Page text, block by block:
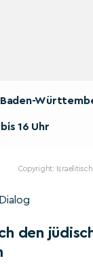
16 Uhr
Copyright:
den